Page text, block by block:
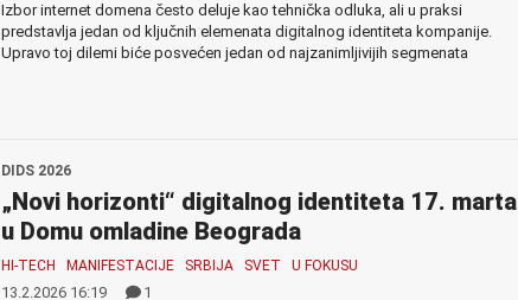
Izbor internet domena često deluje kao tehnička odluka, ali u praksi
predstavlja jedan od ključnih elemenata digitalnog identiteta kompanije.
Upravo toj dilemi biće posvećen jedan od najzanimljivijih segmenata
DIDS 2026
„Novi horizonti“ digitalnog identiteta 17. marta
u Domu omladine Beograda
HI-TECH MANIFESTACIJE SRBIJA SVET U FOKUSU
13.2.2026 16:19 1